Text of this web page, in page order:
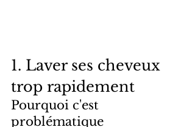
1. Laver ses cheveux
trop rapidement
Pourquoi c'est
problématique